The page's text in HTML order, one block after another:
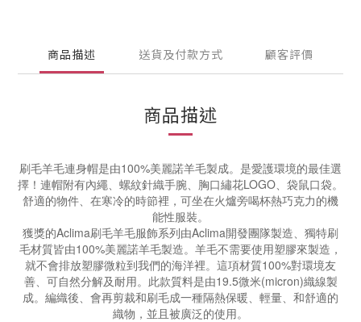
商品描述 送貨及付款方式 顧客評價
商品描述
刷毛羊毛連身帽是由100%美麗諾羊毛製成。是愛護環境的最佳選
擇！連帽附有內繩、螺紋針織手腕、胸口繡花LOGO、袋鼠口袋。
舒適的物件、在寒冷的時節裡，可坐在火爐旁喝杯熱巧克力的機
能性服裝。
獲獎的Aclima刷毛羊毛服飾系列由Aclima開發團隊製造、獨特刷
毛材質皆由100%美麗諾羊毛製造。羊毛不需要使用塑膠來製造，
就不會排放塑膠微粒到我們的海洋裡。這項材質100%對環境友
善、可自然分解及耐用。此款質料是由19.5微米(micron)織線製
成。編織後、會再剪裁和刷毛成一種隔熱保暖、輕量、和舒適的
織物，並且被廣泛的使用。